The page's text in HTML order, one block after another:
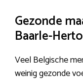
Gezonde
Baarle-
Veel Belgische
weinig gezonde